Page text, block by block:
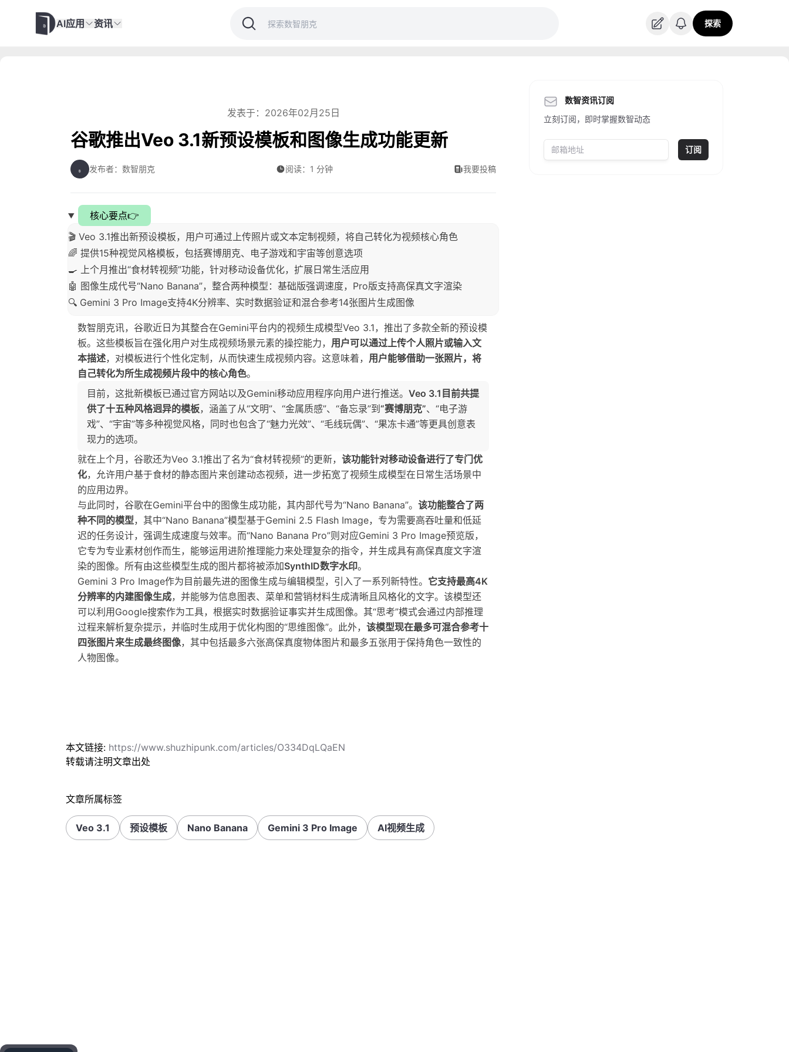
AI应用 资讯 探索
发表于：2026年02月25日
谷歌推出Veo 3.1新预设模板和图像生成功能更新
发布者：数智朋克 阅读：1 分钟 我要投稿
核心要点👉
🎬 Veo 3.1推出新预设模板，用户可通过上传照片或文本定制视频，将自己转化为视频核心角色
🌈 提供15种视觉风格模板，包括赛博朋克、电子游戏和宇宙等创意选项
🍳 上个月推出“食材转视频”功能，针对移动设备优化，扩展日常生活应用
🤖 图像生成代号“Nano Banana”，整合两种模型：基础版强调速度，Pro版支持高保真文字渲染
🔍 Gemini 3 Pro Image支持4K分辨率、实时数据验证和混合参考14张图片生成图像
数智朋克讯，谷歌近日为其整合在Gemini平台内的视频生成模型Veo 3.1，推出了多款全新的预设模
板。这些模板旨在强化用户对生成视频场景元素的操控能力， 用户可以通过上传个人照片或输入文
本描述，对模板进行个性化定制，从而快速生成视频内容。这意味着， 用户能够借助一张照片，将
自己转化为所生成视频片段中的核心角色。
目前，这批新模板已通过官方网站以及Gemini移动应用程序向用户进行推送。 Veo 3.1目前共提
供了十五种风格迥异的模板，涵盖了从“文明”、“金属质感”、“备忘录”到 “赛博朋克”、“电子游
戏”、“宇宙”等多种视觉风格，同时也包含了“魅力光效”、“毛线玩偶”、“果冻卡通”等更具创意表
现力的选项。
就在上个月，谷歌还为Veo 3.1推出了名为“食材转视频”的更新， 该功能针对移动设备进行了专门优
化，允许用户基于食材的静态图片来创建动态视频，进一步拓宽了视频生成模型在日常生活场景中
的应用边界。
与此同时，谷歌在Gemini平台中的图像生成功能，其内部代号为“Nano Banana”。 该功能整合了两
种不同的模型，其中“Nano Banana”模型基于Gemini 2.5 Flash Image，专为需要高吞吐量和低延
迟的任务设计，强调生成速度与效率。而“Nano Banana Pro”则对应Gemini 3 Pro Image预览版，
它专为专业素材创作而生，能够运用进阶推理能力来处理复杂的指令，并生成具有高保真度文字渲
染的图像。所有由这些模型生成的图片都将被添加SynthID数字水印。
Gemini 3 Pro Image作为目前最先进的图像生成与编辑模型，引入了一系列新特性。 它支持最高4K
分辨率的内建图像生成，并能够为信息图表、菜单和营销材料生成清晰且风格化的文字。该模型还
可以利用Google搜索作为工具，根据实时数据验证事实并生成图像。其“思考”模式会通过内部推理
过程来解析复杂提示，并临时生成用于优化构图的“思维图像”。此外， 该模型现在最多可混合参考十
四张图片来生成最终图像，其中包括最多六张高保真度物体图片和最多五张用于保持角色一致性的
人物图像。
数智资讯订阅
立刻订阅，即时掌握数智动态
订阅
本文链接: https://www.shuzhipunk.com/articles/O334DqLQaEN
转载请注明文章出处
文章所属标签
Veo 3.1 预设模板 Nano Banana Gemini 3 Pro Image AI视频生成